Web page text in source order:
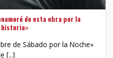
de esta obra por la
historia»
de Sábado por la Noche»
[...]